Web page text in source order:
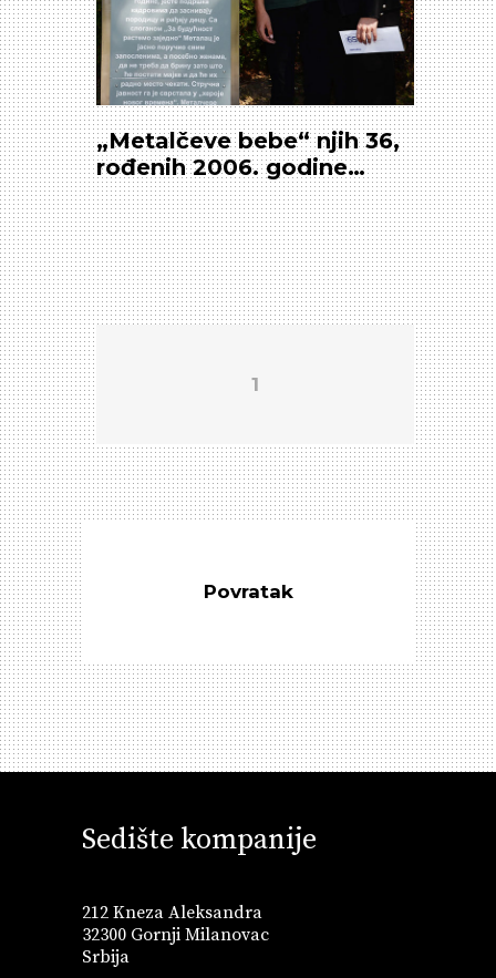
„Metalčeve bebe“ njih 36,
rođenih 2006. godine
zajedno sa Fondacijom
Metalac, obeležili
punoletstvo
1
Povratak
Sedište kompanije
212 Kneza Aleksandra
32300 Gornji Milanovac
Srbija